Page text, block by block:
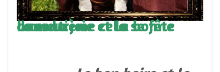
La centième cela se fête dans la joie et la bonne humeur